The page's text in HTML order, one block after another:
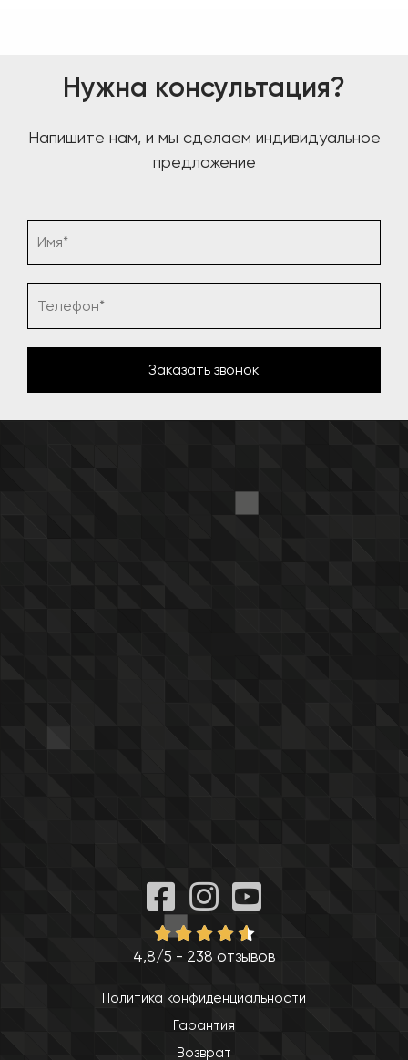
Нужна консультация?
Напишите нам, и мы сделаем индивидуальное
предложение
4,8/5 - 238 отзывов
Политика конфиденциальности
Гарантия
Возврат